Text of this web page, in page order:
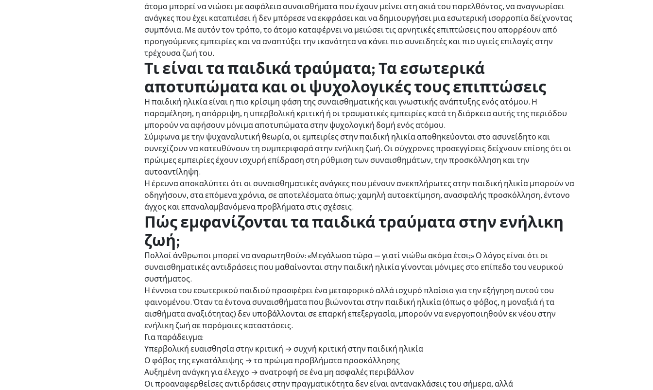
άτομο μπορεί να νιώσει με ασφάλεια συναισθήματα που έχουν μείνει στη σκιά του παρελθόντος, να αναγνωρίσει
ανάγκες που έχει καταπιέσει ή δεν μπόρεσε να εκφράσει και να δημιουργήσει μια εσωτερική ισορροπία δείχνοντας
συμπόνια. Με αυτόν τον τρόπο, το άτομο καταφέρνει να μειώσει τις αρνητικές επιπτώσεις που απορρέουν από
προηγούμενες εμπειρίες και να αναπτύξει την ικανότητα να κάνει πιο συνειδητές και πιο υγιείς επιλογές στην
τρέχουσα ζωή του.
Τι είναι τα παιδικά τραύματα; Τα εσωτερικά
αποτυπώματα και οι ψυχολογικές τους επιπτώσεις
Η παιδική ηλικία είναι η πιο κρίσιμη φάση της συναισθηματικής και γνωστικής ανάπτυξης ενός ατόμου. Η
παραμέληση, η απόρριψη, η υπερβολική κριτική ή οι τραυματικές εμπειρίες κατά τη διάρκεια αυτής της περιόδου
μπορούν να αφήσουν μόνιμα αποτυπώματα στην ψυχολογική δομή ενός ατόμου.
Σύμφωνα με την ψυχαναλυτική θεωρία, οι εμπειρίες στην παιδική ηλικία αποθηκεύονται στο ασυνείδητο και
συνεχίζουν να κατευθύνουν τη συμπεριφορά στην ενήλικη ζωή. Οι σύγχρονες προσεγγίσεις δείχνουν επίσης ότι οι
πρώιμες εμπειρίες έχουν ισχυρή επίδραση στη ρύθμιση των συναισθημάτων, την προσκόλληση και την
αυτοαντίληψη.
Η έρευνα αποκαλύπτει ότι οι συναισθηματικές ανάγκες που μένουν ανεκπλήρωτες στην παιδική ηλικία μπορούν να
οδηγήσουν, στα επόμενα χρόνια, σε αποτελέσματα όπως: χαμηλή αυτοεκτίμηση, ανασφαλής προσκόλληση, έντονο
άγχος και επαναλαμβανόμενα προβλήματα στις σχέσεις.
Πώς εμφανίζονται τα παιδικά τραύματα στην ενήλικη
ζωή;
Πολλοί άνθρωποι μπορεί να αναρωτηθούν: «Μεγάλωσα τώρα — γιατί νιώθω ακόμα έτσι;» Ο λόγος είναι ότι οι
συναισθηματικές αντιδράσεις που μαθαίνονται στην παιδική ηλικία γίνονται μόνιμες στο επίπεδο του νευρικού
συστήματος.
Η έννοια του εσωτερικού παιδιού προσφέρει ένα μεταφορικό αλλά ισχυρό πλαίσιο για την εξήγηση αυτού του
φαινομένου. Όταν τα έντονα συναισθήματα που βιώνονται στην παιδική ηλικία (όπως ο φόβος, η μοναξιά ή τα
αισθήματα αναξιότητας) δεν υποβάλλονται σε επαρκή επεξεργασία, μπορούν να ενεργοποιηθούν εκ νέου στην
ενήλικη ζωή σε παρόμοιες καταστάσεις.
Για παράδειγμα:
Υπερβολική ευαισθησία στην κριτική → συχνή κριτική στην παιδική ηλικία
Ο φόβος της εγκατάλειψης → τα πρώιμα προβλήματα προσκόλλησης
Αυξημένη ανάγκη για έλεγχο → ανατροφή σε ένα μη ασφαλές περιβάλλον
Οι προαναφερθείσες αντιδράσεις στην πραγματικότητα δεν είναι αντανακλάσεις του σήμερα, αλλά